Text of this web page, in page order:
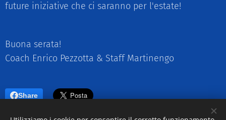
future iniziative che ci saranno per l'estate!
Buona serata!
Coach Enrico Pezzotta & Staff Martinengo
Share